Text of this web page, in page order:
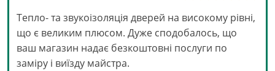
Тепло- та звукоізоляція дверей на високому рівні,
що є великим плюсом. Дуже сподобалось, що
ваш магазин надає безкоштовні послуги по
заміру і виїзду майстра.